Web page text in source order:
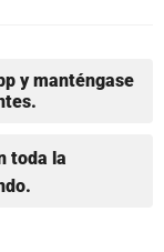
y manténgase
toda la